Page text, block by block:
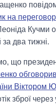
на
Кучми
два тижні.
що
обговорив
Віктором
зброї через